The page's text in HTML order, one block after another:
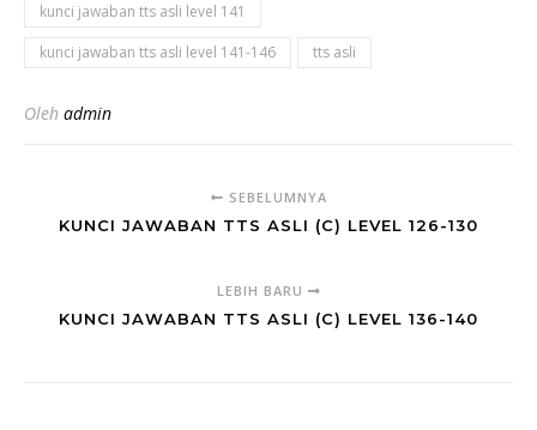
kunci jawaban tts asli level 141
kunci jawaban tts asli level 141-146
tts asli
Oleh admin
SEBELUMNYA
KUNCI JAWABAN TTS ASLI (C) LEVEL 126-130
LEBIH BARU
KUNCI JAWABAN TTS ASLI (C) LEVEL 136-140